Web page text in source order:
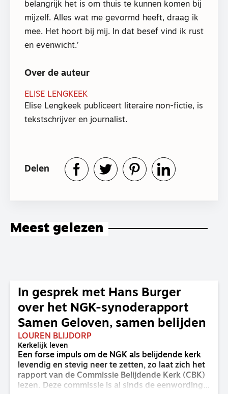
belangrijk het is om thuis te kunnen komen bij
mijzelf. Alles wat me gevormd heeft, draag ik
mee. Het hoort bij mij. In dat besef vind ik rust
en evenwicht.’
Over de auteur
ELISE LENGKEEK
Elise Lengkeek publiceert literaire non-fictie, is
tekstschrijver en journalist.
Delen
Meest gelezen
In gesprek met Hans Burger
over het NGK-synoderapport
Samen Geloven, samen belijden
LOUREN BLIJDORP
Kerkelijk leven
Een forse impuls om de NGK als belijdende kerk
levendig en stevig neer te zetten, zo laat zich het
rapport van de Commissie Belijdende Kerk (CBK)
lezen. Deze commissie is al sinds de eenwording